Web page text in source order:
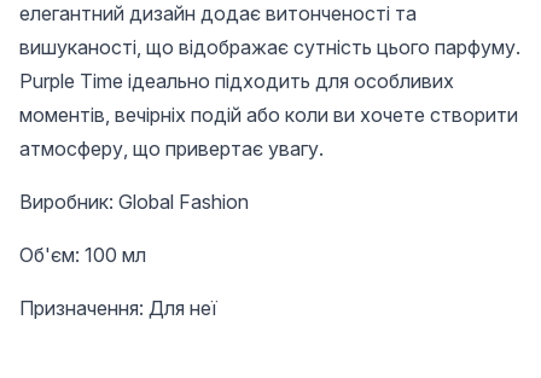
елегантний дизайн додає витонченості та
вишуканості, що відображає сутність цього парфуму.
Purple Time ідеально підходить для особливих
моментів, вечірніх подій або коли ви хочете створити
атмосферу, що привертає увагу.
Виробник: Global Fashion
Об'єм: 100 мл
Призначення: Для неї